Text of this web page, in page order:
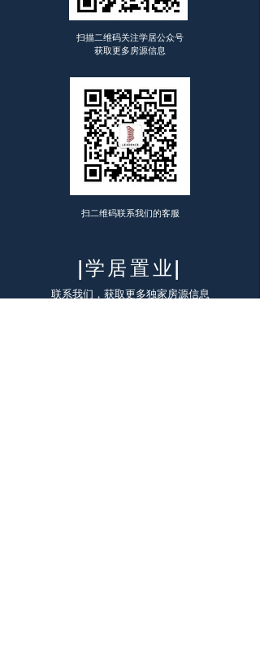
扫描二维码关注学居公众号
​获取更多房源信息
扫二维码联系我们的客服
|学居置业|
联系我们，获取更多独家房源信息